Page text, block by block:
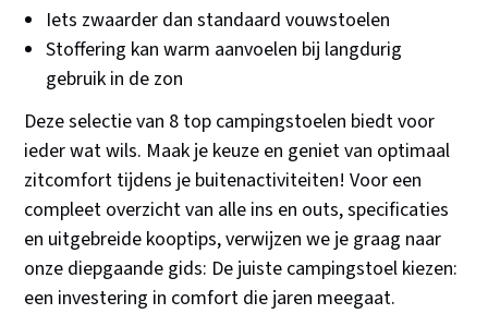
Iets zwaarder dan standaard vouwstoelen
Stoffering kan warm aanvoelen bij langdurig
gebruik in de zon
Deze selectie van 8 top campingstoelen biedt voor
ieder wat wils. Maak je keuze en geniet van optimaal
zitcomfort tijdens je buitenactiviteiten! Voor een
compleet overzicht van alle ins en outs, specificaties
en uitgebreide kooptips, verwijzen we je graag naar
onze diepgaande gids: De juiste campingstoel kiezen:
een investering in comfort die jaren meegaat.